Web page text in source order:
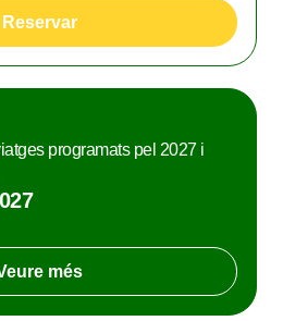
Reservar
programats pel 2027 i
més